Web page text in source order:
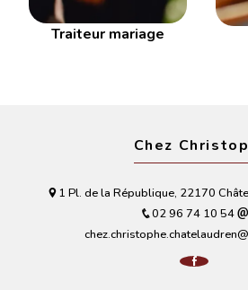
Traiteur mariage
Chez
1 Pl. de la République, 22170
02 96 74 10 54